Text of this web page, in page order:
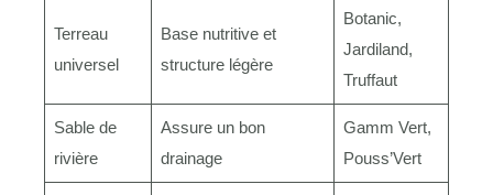
Terreau
universel
Base nutritive et
structure légère
Botanic,
Jardiland,
Truffaut
Sable de
rivière
Assure un bon
drainage
Gamm Vert,
Pouss’Vert